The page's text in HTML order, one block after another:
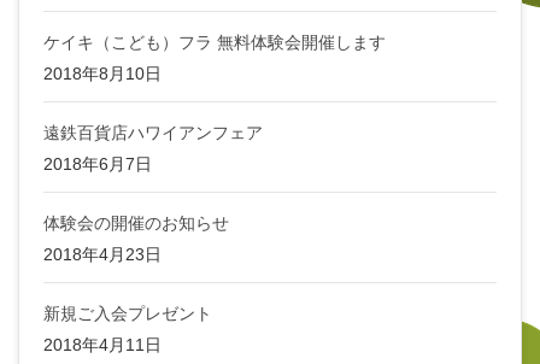
ケイキ（こども）フラ 無料体験会開催します
2018年8月10日
遠鉄百貨店ハワイアンフェア
2018年6月7日
体験会の開催のお知らせ
2018年4月23日
新規ご入会プレゼント
2018年4月11日